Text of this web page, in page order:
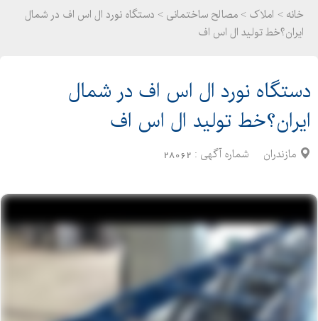
خانه > املاک > مصالح ساختمانی > دستگاه نورد ال اس اف در شمال
ایران؟خط تولید ال اس اف
دستگاه نورد ال اس اف در شمال
ایران؟خط تولید ال اس اف
مازندران شماره آگهی : 28062